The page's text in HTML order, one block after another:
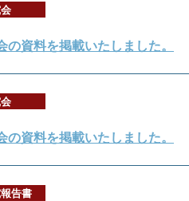
資料を掲載いたしました。
資料を掲載いたしました。
告書